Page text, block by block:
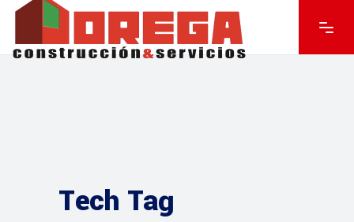
Tech Tag